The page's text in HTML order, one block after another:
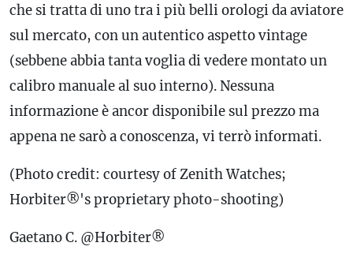
che si tratta di uno tra i più belli orologi da aviatore
sul mercato, con un autentico aspetto vintage
(sebbene abbia tanta voglia di vedere montato un
calibromanuale al suo interno). Nessuna
informazione è ancor disponibile sul prezzo ma
appena ne sarò a conoscenza, vi terrò informati.
(Photo credit: courtesy of Zenith Watches;
Horbiter®'s proprietary photo-shooting)
Gaetano C. @Horbiter®